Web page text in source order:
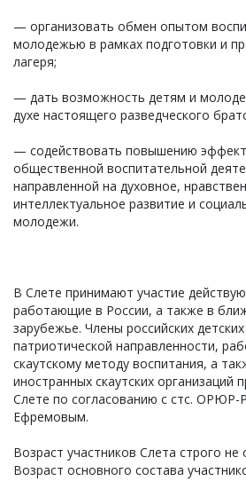
— организовать обмен опытом
молодежью в рамках подготовки и
лагеря;
— дать возможность детям и
духе настоящего разведческого
— содействовать повышению
общественной воспитательной
направленной на духовное,
интеллектуальное развитие и
молодежи.
В Слете принимают участие
работающие в России, а также в
зарубежье. Члены российских
патриотической направленности,
скаутскому методу воспитания, а
иностранных скаутских организаций
Слете по согласованию с стс. ОРЮР-
Ефремовым.
Возраст участников Слета строго не
Возраст основного состава